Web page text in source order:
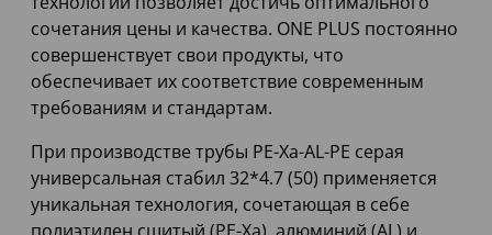
сочетания цены и качества. ONE PLUS постоянно
совершенствует свои продукты, что
обеспечивает их соответствие современным
требованиям и стандартам.
При производстве трубы PE-Xa-AL-PE серая
универсальная стабил 32*4.7 (50) применяется
уникальная технология, сочетающая в себе